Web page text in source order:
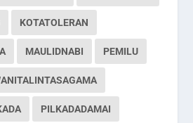
KOTATOLERAN
MAULIDNABI PEMILU
PILKADADAMAI